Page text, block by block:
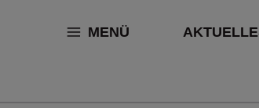
MENÜ